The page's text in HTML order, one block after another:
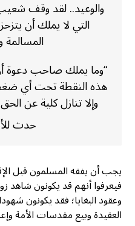
والوعيد.. لقد وقف
التي لا يملك أن
“وما يملك صاحب دعوة
هذه النقطة تحت أي
وإلا تنازل كلية عن
حدث
يجب أن يفقه المسلمون قبل
فيعرفوا أنهم قد يكونون شاهد
وعقود البغايا؛ فقد يكونون
العقيدة وبيع مقدسات الأمة